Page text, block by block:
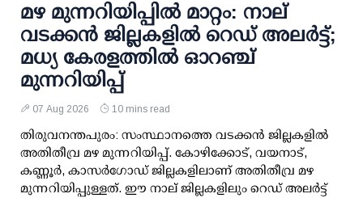
മഴ മുന്നറിയിപ്പില്‍ മാറ്റം: നാല്
വടക്കന്‍ ജില്ലകളില്‍ റെഡ് അലര്‍ട്ട്;
മധ്യ കേരളത്തില്‍ ഓറഞ്ച്
മുന്നറിയിപ്പ്
07 Aug 2026 10 mins read
തിരുവനന്തപുരം: സംസ്ഥാനത്തെ വടക്കന്‍ ജില്ലകളില്‍
അതിതീവ്ര മഴ മുന്നറിയിപ്പ്. കോഴിക്കോട്, വയനാട്,
കണ്ണൂര്‍, കാസര്‍ഗോഡ് ജില്ലകളിലാണ് അതിതീവ്ര മഴ
മുന്നറിയിപ്പുള്ളത്. ഈ നാല് ജില്ലകളിലും റെഡ് അലര്‍ട്ട്